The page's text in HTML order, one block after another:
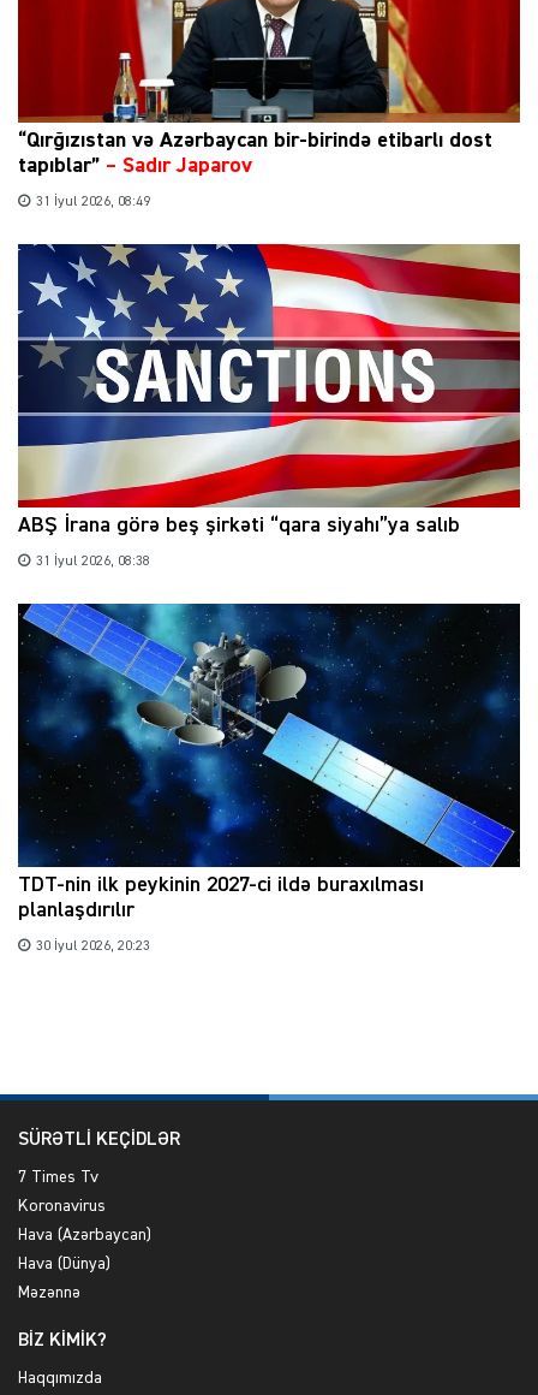
“Qırğızıstan və Azərbaycan bir-birində etibarlı dost
tapıblar” – Sadır Japarov
31 İyul 2026, 08:49
ABŞ İrana görə beş şirkəti “qara siyahı”ya salıb
31 İyul 2026, 08:38
TDT-nin ilk peykinin 2027-ci ildə buraxılması
planlaşdırılır
30 İyul 2026, 20:23
SÜRƏTLİ KEÇİDLƏR
7 Times Tv
Koronavirus
Hava (Azərbaycan)
Hava (Dünya)
Məzənnə
BİZ KİMİK?
Haqqımızda